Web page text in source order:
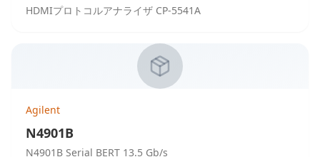
HDMIプロトコルアナライザ CP-5541A
Agilent
N4901B
N4901B Serial BERT 13.5 Gb/s